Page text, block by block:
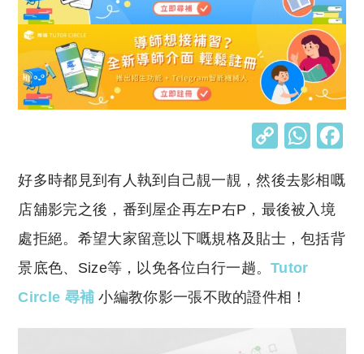
C
p
y
Li
n
k
W
at
s
A
好多時都見到有人執到自己靚一靚，然後去影相嘅
店舖影完之後，番到屋企再左P右P，最後被入境
處拒絕。希望大家留意以下嘅規格及貼士，包括背
景底色、Size等，以免各位白行一趟。Tutor
Circle 尋補 小編教你影一張不敗的證件相！